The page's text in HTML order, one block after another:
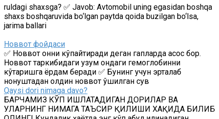
ruldagi shaxsga? ✅ Javob: Avtomobil uning egasidan boshqa
shaxs boshqaruvida bo‘lgan paytda qoida buzilgan bo‘lsa,
jarima ballari
Новвот фойдаси
✅ Новвот қонни кўпайтиради деган гапларда асос бор.
Новвот таркибидаги узум қондаги гемоглобинни
кўтаришга ёрдам беради ✅ Бунинг учун эрталаб
нонуштадан олдин новвот қўшилган сув
Qaysi dori nimaga davo?
БАРЧАМИЗ КЎП ИШЛАТАДИГАН ДОРИЛАР ВА
УЛАРНИНГ НИМАГА ТАЪСИР ҚИЛИШИ ХАҚИДА БИЛИБ